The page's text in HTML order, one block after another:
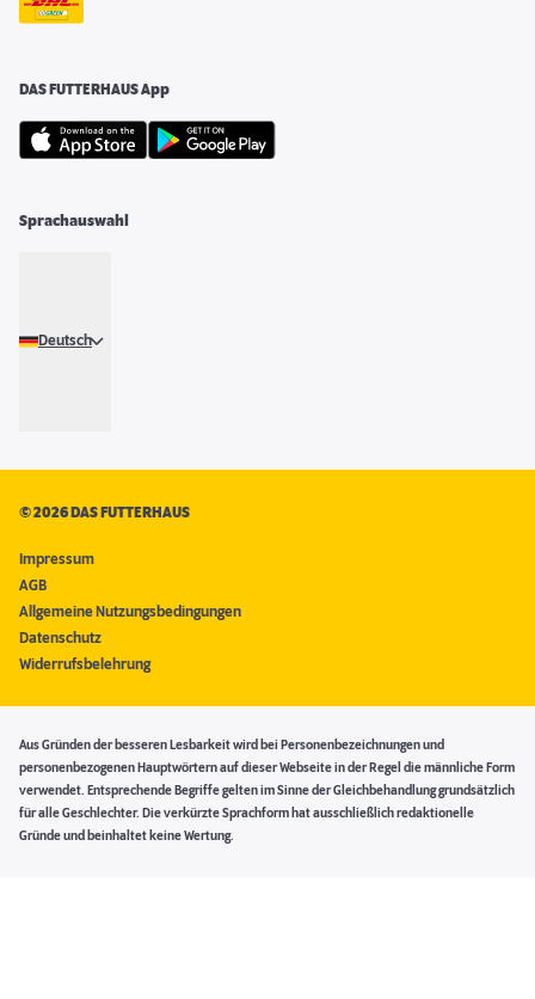
DAS FUTTERHAUS App
Sprachauswahl
Deutsch
©2026 DAS FUTTERHAUS
Impressum
AGB
Allgemeine Nutzungsbedingungen
Datenschutz
Widerrufsbelehrung
Aus Gründen der besseren Lesbarkeit wird bei Personenbezeichnungen und
personenbezogenen Hauptwörtern auf dieser Webseite in der Regel die männliche Form
verwendet. Entsprechende Begriffe gelten im Sinne der Gleichbehandlung grundsätzlich
für alle Geschlechter. Die verkürzte Sprachform hat ausschließlich redaktionelle
Gründe und beinhaltet keine Wertung.